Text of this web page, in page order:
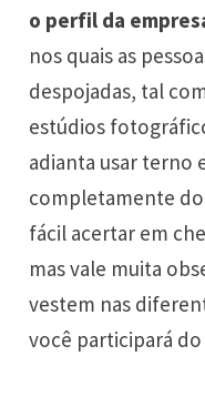
o perfil da
nos quais as
despojadas, tal
estúdios
adianta usar terno
completamente do
fácil acertar em
mas vale muita
vestem nas
você participará